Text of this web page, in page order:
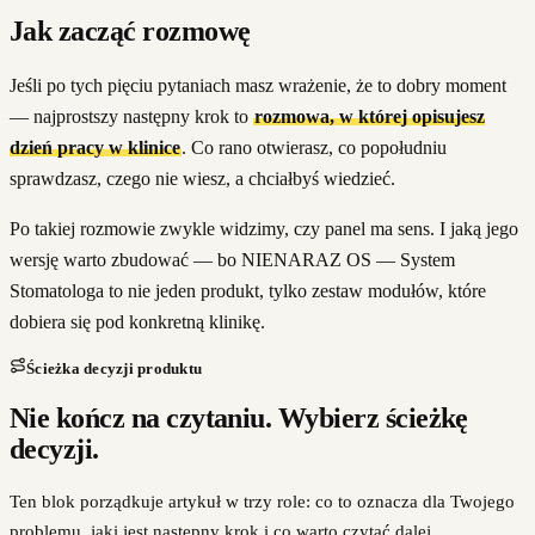
Jak zacząć rozmowę
Jeśli po tych pięciu pytaniach masz wrażenie, że to dobry moment
— najprostszy następny krok to rozmowa, w której opisujesz
dzień pracy w klinice. Co rano otwierasz, co popołudniu
sprawdzasz, czego nie wiesz, a chciałbyś wiedzieć.
Po takiej rozmowie zwykle widzimy, czy panel ma sens. I jaką jego
wersję warto zbudować — bo NIENARAZ OS — System
Stomatologa to nie jeden produkt, tylko zestaw modułów, które
dobiera się pod konkretną klinikę.
Ścieżka decyzji produktu
Nie kończ na czytaniu. Wybierz ścieżkę
decyzji.
Ten blok porządkuje artykuł w trzy role: co to oznacza dla Twojego